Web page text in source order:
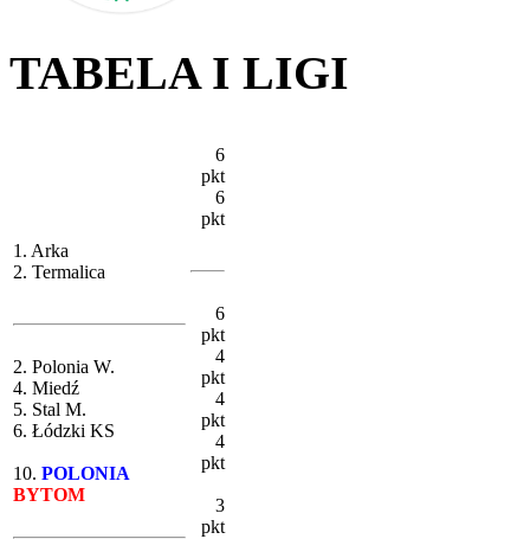
TABELA I LIGI
1. Arka
2. Termalica
2. Polonia W.
4. Miedź
5. Stal M.
6. Łódzki KS
10. POLONIA
BYTOM
6
pkt
6
pkt
6
pkt
4
pkt
4
pkt
4
pkt
3
pkt